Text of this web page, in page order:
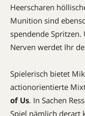
Heerscharen
Munition sind
spendende
Nerven werdet Ihr
Spielerisch bietet
actionorientierte
of Us. In Sachen
Spiel nämlich derart